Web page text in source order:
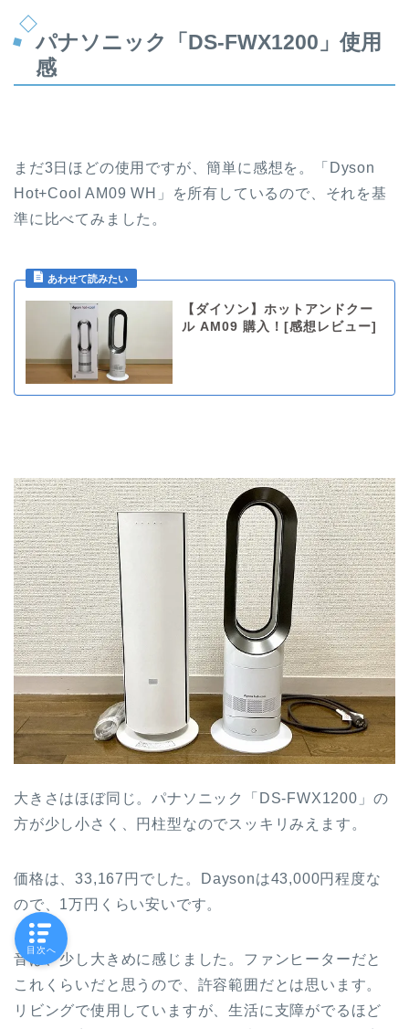
パナソニック「DS-FWX1200」使用
感
まだ3日ほどの使用ですが、簡単に感想を。「Dyson
Hot+Cool AM09 WH」を所有しているので、それを基
準に比べてみました。
【ダイソン】ホットアンドクー
ル AM09 購入！[感想レビュー]
大きさはほぼ同じ。パナソニック「DS-FWX1200」の
方が少し小さく、円柱型なのでスッキリみえます。
価格は、33,167円でした。Daysonは43,000円程度な
ので、1万円くらい安いです。
音は、少し大きめに感じました。ファンヒーターだと
これくらいだと思うので、許容範囲だとは思います。
リビングで使用していますが、生活に支障がでるほど
目次へ